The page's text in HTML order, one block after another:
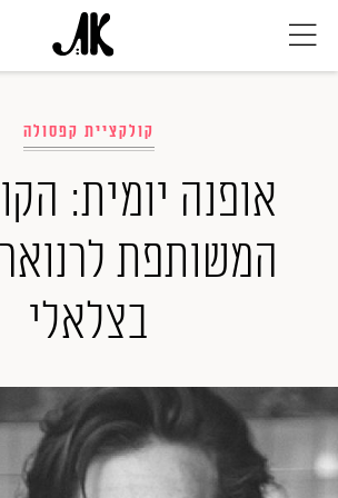
אופנה
ביוטי
סלבס
ערוצים נוספים
המגזין
קולקציית קפסולה
אופנה יומית:
המשותפת
בצלאלי